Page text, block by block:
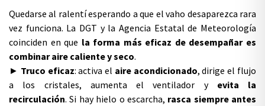
Quedarse al ralentí esperando a que el vaho desaparezca rara
vez funciona. La DGT y la Agencia Estatal de Meteorología
coinciden en que la forma más eficaz de desempañar es
combinar aire caliente y seco.
► Truco eficaz: activa el aire acondicionado, dirige el flujo
a los cristales, aumenta el ventilador y evita la
recirculación. Si hay hielo o escarcha, rasca siempre antes